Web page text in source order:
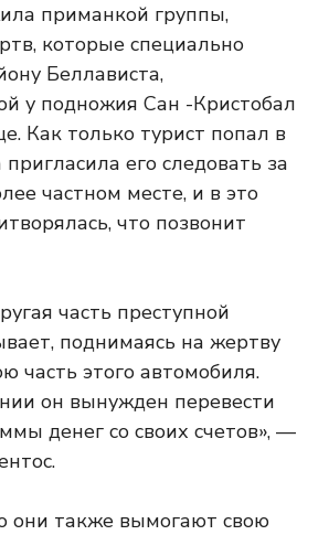
приманкой группы,
которые специально
Беллависта,
у подножия Сан -Кристобал
Как только турист попал в
пригласила его следовать за
частном месте, и в это
что позвонит
часть преступной
поднимаясь на жертву
часть этого автомобиля.
он вынужден перевести
денег со своих счетов», —
они также вымогают свою